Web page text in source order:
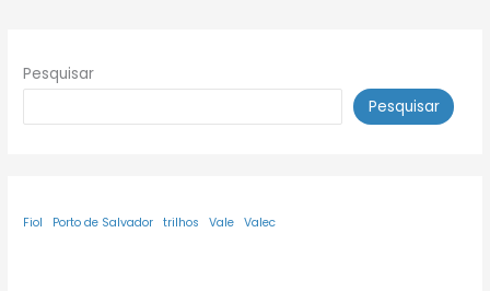
Pesquisar
Pesquisar
Fiol Porto de Salvador trilhos Vale Valec